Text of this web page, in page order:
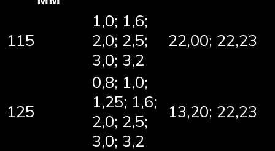
115
1,0; 1,6;
2,0; 2,5;
3,0; 3,2
22,00; 22,23
125
0,8; 1,0;
1,25; 1,6;
2,0; 2,5;
3,0; 3,2
13,20; 22,23